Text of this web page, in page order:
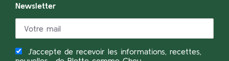
Newsletter
J'accepte de recevoir les informations, recettes,